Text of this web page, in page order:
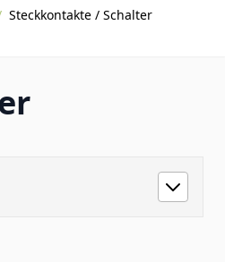
Steckkontakte / Schalter